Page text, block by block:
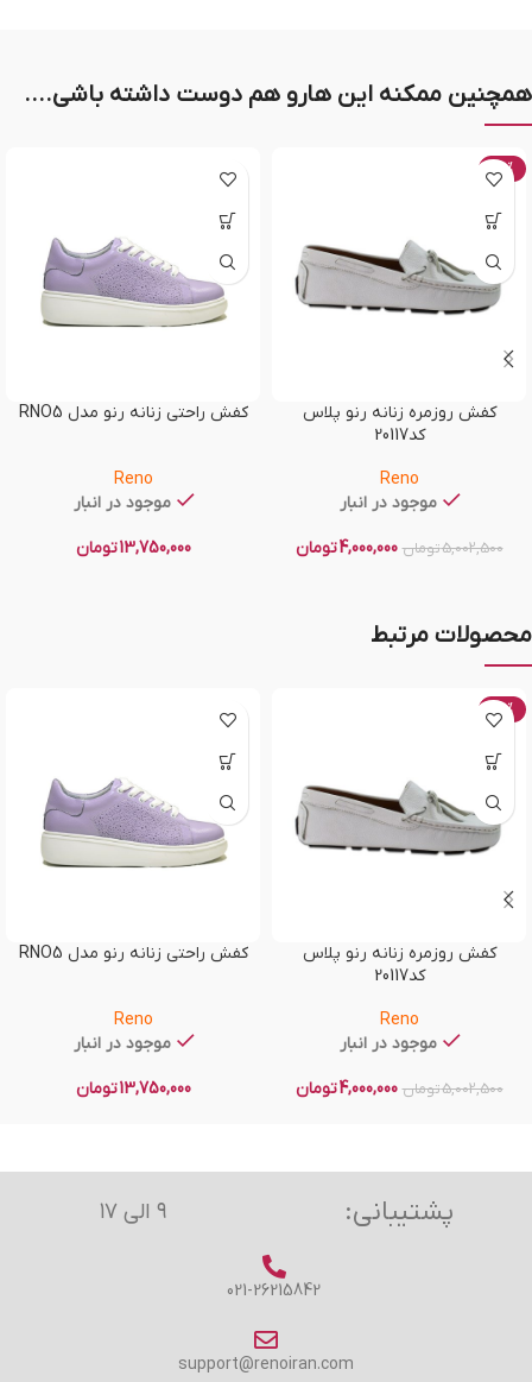
همچنین ممکنه این هارو هم دوست داشته باشی....
-20%
کفش روزمره زنانه رنو پلاس
کد20117
Reno
موجود در انبار
5,002,500تومان 4,000,000تومان
کفش راحتی زنانه رنو مدل RNO5
Reno
موجود در انبار
13,750,000تومان
محصولات مرتبط
-20%
کفش روزمره زنانه رنو پلاس
کد20117
Reno
موجود در انبار
5,002,500تومان 4,000,000تومان
کفش راحتی زنانه رنو مدل RNO5
Reno
موجود در انبار
13,750,000تومان
پشتیبانی: ۹ الی ۱۷
021-26215842
support@renoiran.com